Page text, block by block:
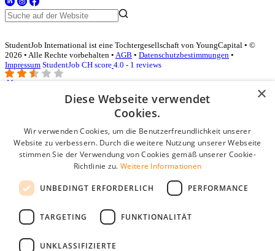
StudentJob International ist eine Tochtergesellschaft von YoungCapital • ©
2026 • Alle Rechte vorbehalten • AGB • Datenschutzbestimmungen •
Impressum StudentJob CH score 4.0 - 1 reviews
Login für Unternehmen
E-Mail*
Passwort
Angemeldet bleiben
Passwort vergessen?
Kostenloses Unternehmensprofil
×
Diese Webseite verwendet
Cookies.
Wir verwenden Cookies, um die Benutzerfreundlichkeit unserer
Website zu verbessern. Durch die weitere Nutzung unserer Webseite
stimmen Sie der Verwendung von Cookies gemäß unserer Cookie-
Richtlinie zu. Weitere Informationen
UNBEDINGT ERFORDERLICH PERFORMANCE
TARGETING FUNKTIONALITÄT
UNKLASSIFIZIERTE